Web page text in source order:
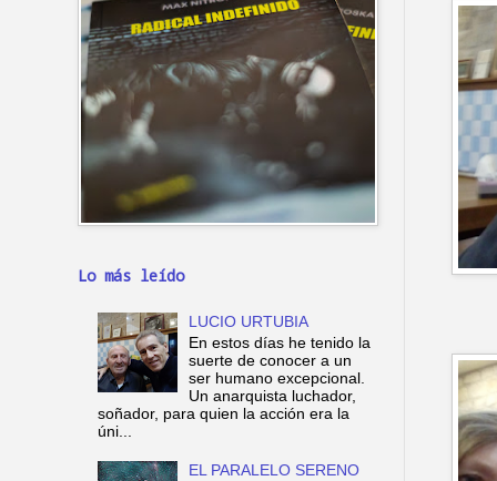
Lo más leído
LUCIO URTUBIA
En estos días he tenido la
suerte de conocer a un
ser humano excepcional.
Un anarquista luchador,
soñador, para quien la acción era la
úni...
EL PARALELO SERENO